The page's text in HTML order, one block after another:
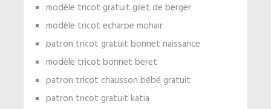
modèle tricot gratuit gilet de berger
modèle tricot echarpe mohair
patron tricot gratuit bonnet naissance
modèle tricot bonnet beret
patron tricot chausson bébé gratuit
patron tricot gratuit katia